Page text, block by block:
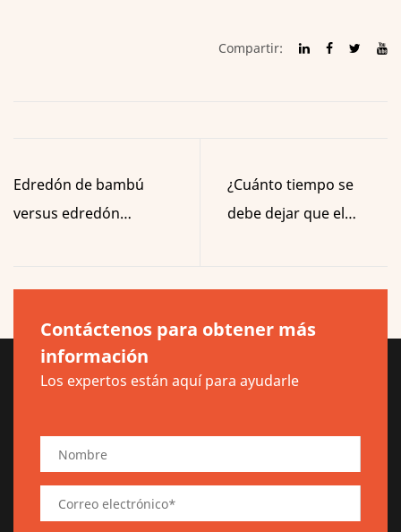
Compartir:
Edredón de bambú
versus edredón
realizar el pedido
¿Cuánto tiempo se
debe dejar que el
Contáctenos para obtener más
información
Los expertos están aquí para ayudarle